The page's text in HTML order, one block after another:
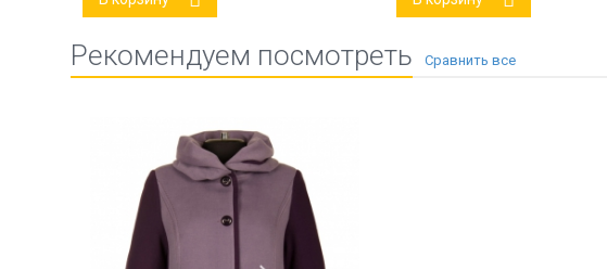
Рекомендуем посмотреть